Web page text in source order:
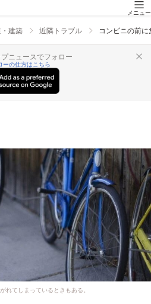
メニュー
建築 近隣トラブル コンビニの前
ニュースでフォロー
ーの仕方はこちら
れてしまっているときもある。